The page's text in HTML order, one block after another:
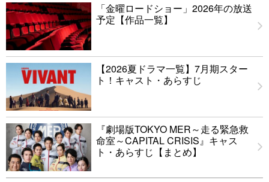
「金曜ロードショー」2026年の放送
予定【作品一覧】
【2026夏ドラマ一覧】7月期スター
ト！キャスト・あらすじ
『劇場版TOKYO MER～走る緊急救
命室～CAPITAL CRISIS』キャス
ト・あらすじ【まとめ】